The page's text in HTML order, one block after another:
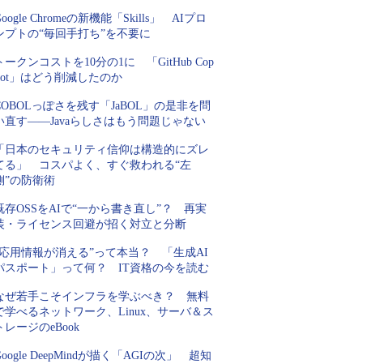
Chromeの新機能「Skills」 AIプロ
プトの“毎回手打ち”を不要に
ークンコストを10分の1に 「GitHub Cop
」はどう削減したのか
っぽさを残す「JaBOL」の是非を問
直す――Javaらしさはもう問題じゃない
「日本のセキュリティ信仰は構造的にズレ
る」 コスパよく、すぐ救われる“左
”の防衛術
存OSSをAIで“一から書き直し”？ 再実
・ライセンス回避が招く対立と分断
用情報が消える”って本当？ 「生成AI
スポート」って何？ IT資格の今を読む
ぜ若手こそインフラを学ぶべき？ 無料
学べるネットワーク、Linux、サーバ＆ス
レージのeBook
DeepMindが描く「AGIの次」 超知